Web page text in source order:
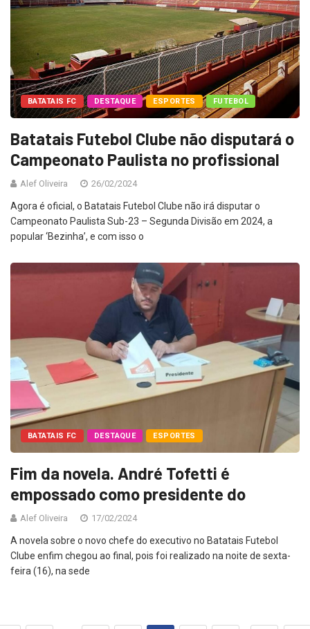
BATATAIS FC DESTAQUE ESPORTES FUTEBOL
Batatais Futebol Clube não disputará o
Campeonato Paulista no profissional
Alef Oliveira 26/02/2024
Agora é oficial, o Batatais Futebol Clube não irá disputar o
Campeonato Paulista Sub-23 – Segunda Divisão em 2024, a
popular ‘Bezinha’, e com isso o
BATATAIS FC DESTAQUE ESPORTES
Fim da novela. André Tofetti é
empossado como presidente do
Alef Oliveira 17/02/2024
A novela sobre o novo chefe do executivo no Batatais Futebol
Clube enfim chegou ao final, pois foi realizado na noite de sexta-
feira (16), na sede